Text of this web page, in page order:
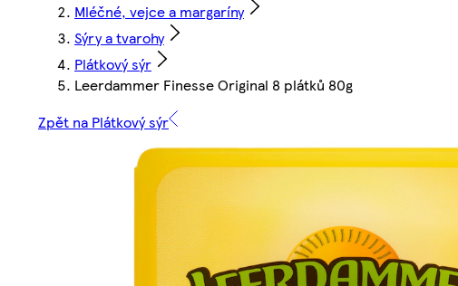
Mléčné, vejce a margaríny
Sýry a tvarohy
Plátkový sýr
Leerdammer Finesse Original 8 plátků 80g
Zpět na Plátkový sýr